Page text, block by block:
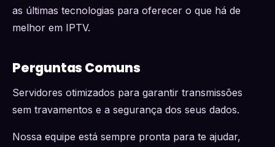
as últimas tecnologias para oferecer o que há de
melhor em IPTV.
Perguntas Comuns
Servidores otimizados para garantir transmissões
sem travamentos e a segurança dos seus dados.
Nossa equipe está sempre pronta para te ajudar,